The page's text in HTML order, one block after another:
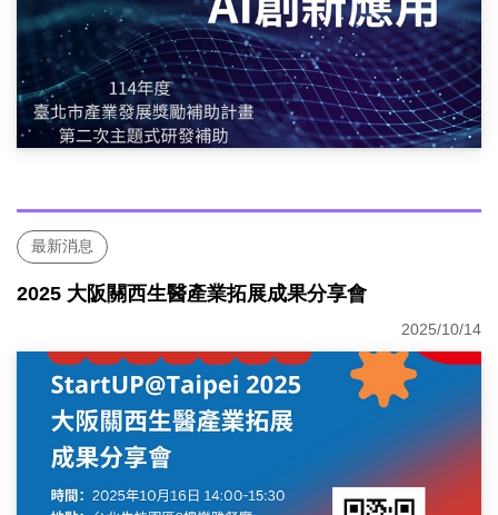
最新消息
2025 大阪關西生醫產業拓展成果分享會
2025/10/14